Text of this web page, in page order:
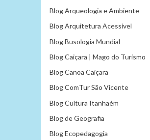
Blog Arqueologia e Ambiente
Blog Arquitetura Acessível
Blog Busologia Mundial
Blog Caiçara | Mago do Turismo
Blog Canoa Caiçara
Blog ComTur São Vicente
Blog Cultura Itanhaém
Blog de Geografia
Blog Ecopedagogia